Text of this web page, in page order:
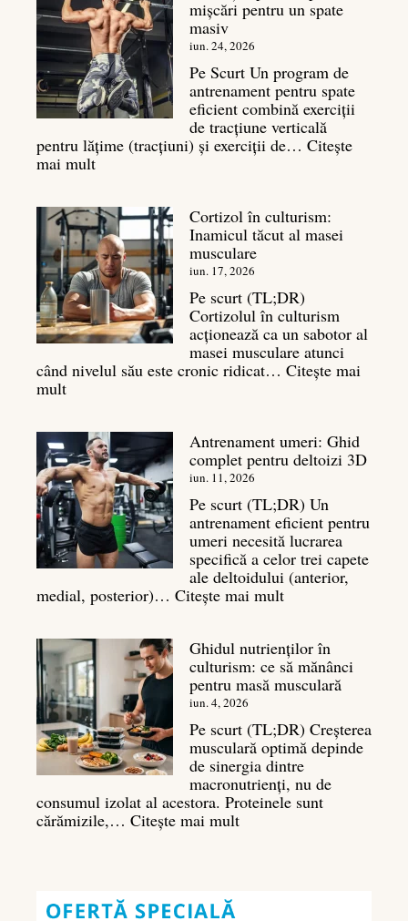
este
sa
cu
masa
musculară
mișcări pentru un spate
masiv
iun. 24, 2026
Pe Scurt Un program de
antrenament pentru spate
eficient combină exerciții
de tracțiune verticală
pentru lățime (tracțiuni) și exerciții de… Citește
mai mult:
Top
7
mișcări
pentru
un
spate
masiv
Cortizol în culturism:
Inamicul tăcut al masei
musculare
iun. 17, 2026
Pe scurt (TL;DR)
Cortizolul în culturism
acționează ca un sabotor al
masei musculare atunci
când nivelul său este cronic ridicat… Citește mai
mult:
culturism:
Inamicul
tăcut
al
masei
musculare
Antrenament umeri: Ghid
complet pentru deltoizi 3D
iun. 11, 2026
Pe scurt (TL;DR) Un
antrenament eficient pentru
umeri necesită lucrarea
specifică a celor trei capete
ale deltoidului (anterior,
medial, posterior)… Citește mai mult:
Ghid
complet
pentru
3D
Ghidul nutrienților în
culturism: ce să mănânci
pentru masă musculară
iun. 4, 2026
Pe scurt (TL;DR) Creșterea
musculară optimă depinde
de sinergia dintre
macronutrienți, nu de
consumul izolat al acestora. Proteinele sunt
cărămizile,… Citește mai mult: